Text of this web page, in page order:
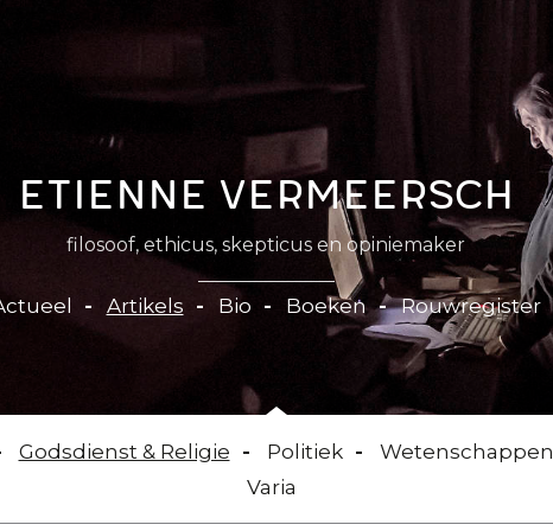
Etienne Vermeersch
filosoof, ethicus, skepticus en opiniemaker
Artikels Bio Boeken Rouwregister
Godsdienst & Religie Politiek Wetenschappen
Varia